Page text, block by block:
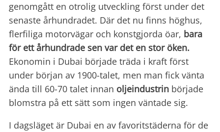
genomgått en otrolig utveckling först under det
senaste århundradet. Där det nu finns höghus,
flerfiliga motorvägar och konstgjorda öar, bara
för ett århundrade sen var det en stor öken.
Ekonomin i Dubai började träda i kraft först
under början av 1900-talet, men man fick vänta
ända till 60-70 talet innan oljeindustrin började
blomstra på ett sätt som ingen väntade sig.
I dagsläget är Dubai en av favoritstäderna för de